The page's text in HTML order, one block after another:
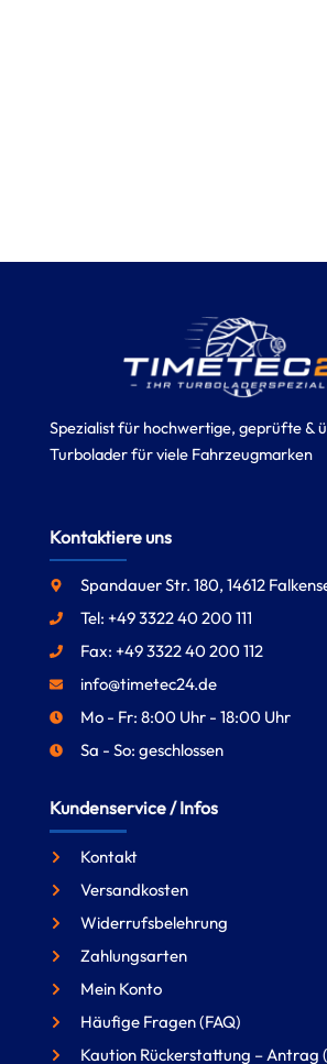
Spezialist für hochwertige, geprüfte &
Turbolader für viele Fahrzeugmarken
Kontaktiere uns
Spandauer Str. 180, 14612
Tel: +49 3322 40 200 111
Fax: +49 3322 40 200 112
info@timetec24.de
Mo - Fr: 8:00 Uhr - 18:00 Uhr
Sa - So: geschlossen
Kundenservice / Infos
Kontakt
Versandkosten
Widerrufsbelehrung
Zahlungsarten
Mein Konto
Häufige Fragen (FAQ)
Kaution Rückerstattung – Antrag